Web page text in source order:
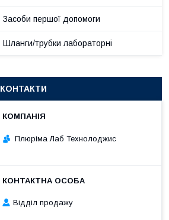
Засоби першої допомоги
Шланги/трубки лабораторні
КОНТАКТИ
Плюріма Лаб Технолоджис
Відділ продажу